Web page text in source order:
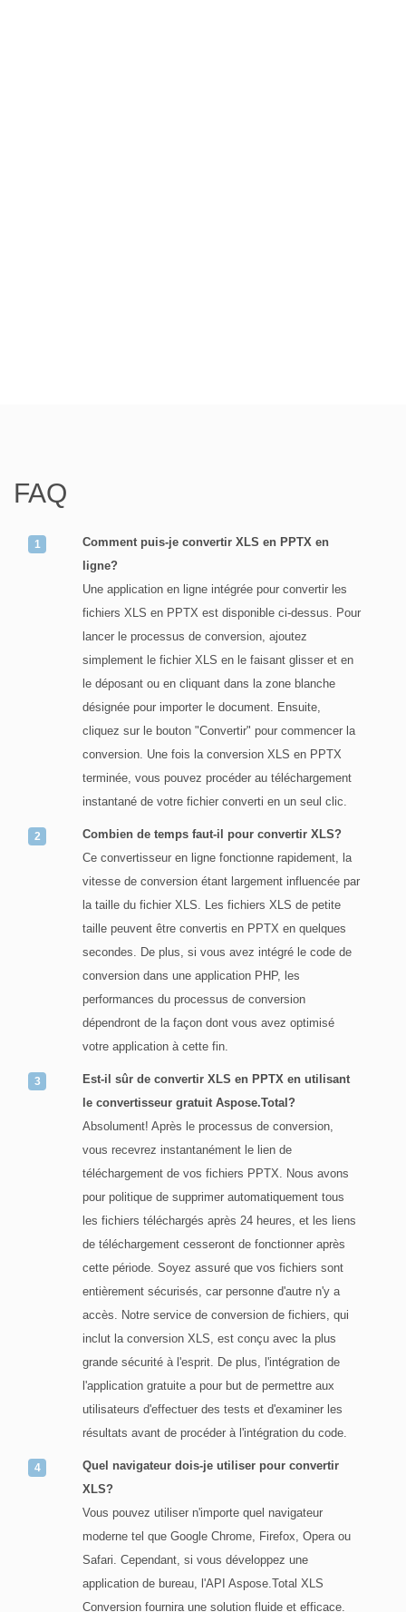
FAQ
Comment puis-je convertir XLS en PPTX en
ligne?
Une application en ligne intégrée pour convertir les
fichiers XLS en PPTX est disponible ci-dessus. Pour
lancer le processus de conversion, ajoutez
simplement le fichier XLS en le faisant glisser et en
le déposant ou en cliquant dans la zone blanche
désignée pour importer le document. Ensuite,
cliquez sur le bouton "Convertir" pour commencer la
conversion. Une fois la conversion XLS en PPTX
terminée, vous pouvez procéder au téléchargement
instantané de votre fichier converti en un seul clic.
Combien de temps faut-il pour convertir XLS?
Ce convertisseur en ligne fonctionne rapidement, la
vitesse de conversion étant largement influencée par
la taille du fichier XLS. Les fichiers XLS de petite
taille peuvent être convertis en PPTX en quelques
secondes. De plus, si vous avez intégré le code de
conversion dans une application PHP, les
performances du processus de conversion
dépendront de la façon dont vous avez optimisé
votre application à cette fin.
Est-il sûr de convertir XLS en PPTX en utilisant
le convertisseur gratuit Aspose.Total?
Absolument! Après le processus de conversion,
vous recevrez instantanément le lien de
téléchargement de vos fichiers PPTX. Nous avons
pour politique de supprimer automatiquement tous
les fichiers téléchargés après 24 heures, et les liens
de téléchargement cesseront de fonctionner après
cette période. Soyez assuré que vos fichiers sont
entièrement sécurisés, car personne d'autre n'y a
accès. Notre service de conversion de fichiers, qui
inclut la conversion XLS, est conçu avec la plus
grande sécurité à l'esprit. De plus, l'intégration de
l'application gratuite a pour but de permettre aux
utilisateurs d'effectuer des tests et d'examiner les
résultats avant de procéder à l'intégration du code.
Quel navigateur dois-je utiliser pour convertir
XLS?
Vous pouvez utiliser n'importe quel navigateur
moderne tel que Google Chrome, Firefox, Opera ou
Safari. Cependant, si vous développez une
application de bureau, l'API Aspose.Total XLS
Conversion fournira une solution fluide et efficace.